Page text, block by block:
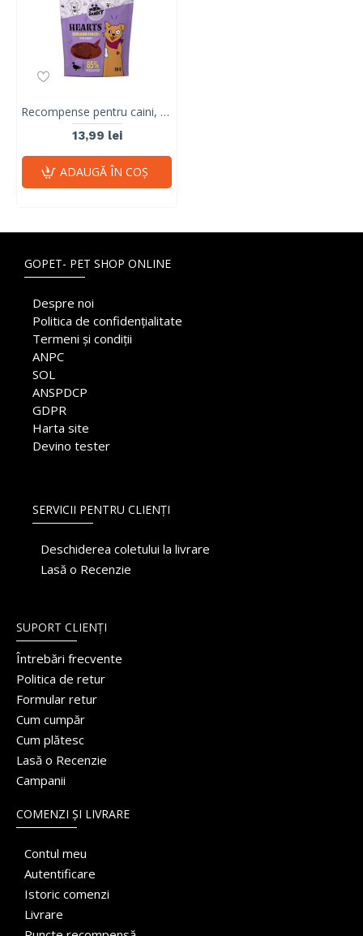
Recompense pentru caini, Mr Bandit HEARTS, inimi de rata, 80g
13,99 lei
ADAUGĂ ÎN COŞ
GOPET- PET SHOP ONLINE
Despre noi
Politica de confidențialitate
Termeni și condiții
ANPC
SOL
ANSPDCP
GDPR
Harta site
Devino tester
SERVICII PENTRU CLIENȚI
Deschiderea coletului la livrare
Lasă o Recenzie
SUPORT CLIENȚI
Întrebări frecvente
Politica de retur
Formular retur
Cum cumpăr
Cum plătesc
Lasă o Recenzie
Campanii
COMENZI ȘI LIVRARE
Contul meu
Autentificare
Istoric comenzi
Livrare